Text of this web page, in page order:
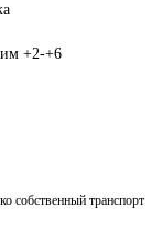
+2-+6
собственный транспорт